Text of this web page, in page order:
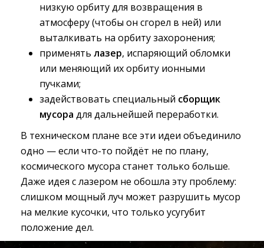
низкую орбиту для возвращения в
атмосферу (чтобы он сгорел в ней) или
выталкивать на орбиту захоронения;
применять лазер, испаряющий обломки
или меняющий их орбиту ионными
пучками;
задействовать специальный сборщик
мусора для дальнейшей переработки.
В техническом плане все эти идеи объединило
одно — если что-то пойдёт не по плану,
космического мусора станет только больше.
Даже идея с лазером не обошла эту проблему:
слишком мощный луч может разрушить мусор
на мелкие кусочки, что только усугубит
положение дел.